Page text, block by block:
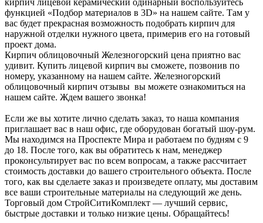
кирпич лицевой керамический одинарный воспользуйтесь
функцией «Подбор материалов в 3D» на нашем сайте. Там у
вас будет прекрасная возможность подобрать кирпич для
наружной отделки нужного цвета, примерив его на готовый
проект дома.
Кирпич облицовочный Железногорский цена приятно вас
удивит. Купить лицевой кирпич вы сможете, позвонив по
номеру, указанному на нашем сайте. Железногорский
облицовочный кирпич отзывы вы можете ознакомиться на
нашем сайте. Ждем вашего звонка!
Если же вы хотите лично сделать заказ, то наша компания
приглашает вас в наш офис, где оборудован богатый шоу-рум.
Мы находимся на Проспекте Мира и работаем по будням с 9
до 18. После того, как вы обратитесь к нам, менеджер
проконсультирует вас по всем вопросам, а также рассчитает
стоимость доставки до вашего строительного объекта. После
того, как вы сделаете заказ и произведете оплату, мы доставим
все ваши строительные материалы на следующий же день.
Торговый дом СтройСитиКомплект — лучший сервис,
быстрые доставки и только низкие цены. Обращайтесь!